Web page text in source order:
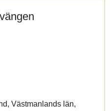
Västmanlands län,